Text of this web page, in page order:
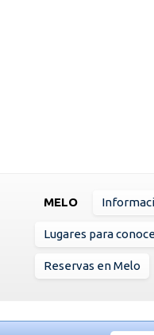
MELO
Lugares para
Reservas en Melo